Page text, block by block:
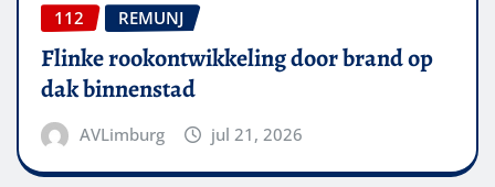
112 REMUNJ
Flinke rookontwikkeling door brand op
dak binnenstad
AVLimburg jul 21, 2026